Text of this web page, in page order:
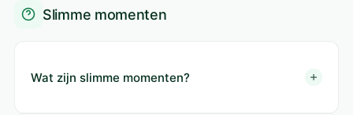
Slimme momenten
Wat zijn slimme momenten?